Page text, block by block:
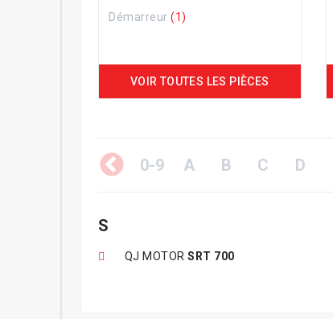
Démarreur (1)
VOIR TOUTES LES PIÈCES
0-9 A B C D
S
QJ MOTOR SRT 700